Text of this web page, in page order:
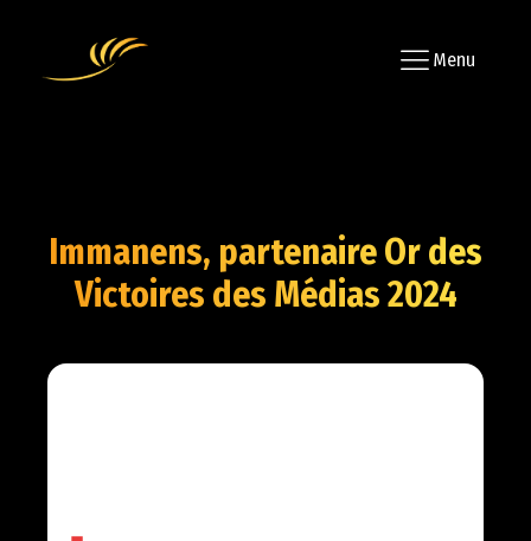
Menu
Immanens, partenaire Or des
Victoires des Médias 2024